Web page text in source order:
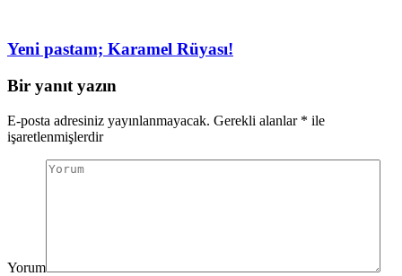
Yeni pastam; Karamel Rüyası!
Bir yanıt yazın
E-posta adresiniz yayınlanmayacak. Gerekli alanlar * ile
işaretlenmişlerdir
Yorum